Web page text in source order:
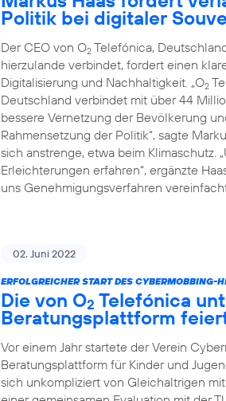
Politik bei digitaler
Der CEO von O2 Telefónica,
hierzulande verbindet, fordert einen
Digitalisierung und Nachhaltigkeit. „O2
Deutschland verbindet mit über 44
bessere Vernetzung der Bevölkerung
Rahmensetzung der Politik“, sagte
sich anstrenge, etwa beim Klimaschutz.
Erleichterungen erfahren“, ergänzte
uns Genehmigungsverfahren
02. Juni 2022
ERFOLGREICHER START DES CYBERMOBBING-
Die von O2 Telefónica
Beratungsplattform
Vor einem Jahr startete der Verein
Beratungsplattform für Kinder und
sich unkompliziert von Gleichaltrigen